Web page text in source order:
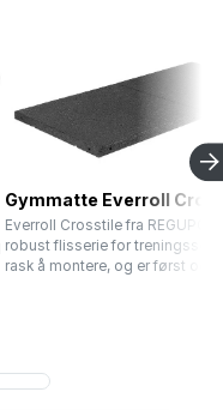
Gymmatte Everroll
Everroll Crosstile fra REGUPOL
robust flisserie for
rask å montere, og er først og